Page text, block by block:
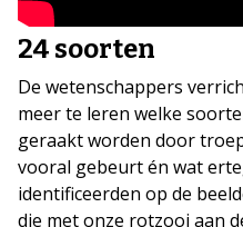
24 soorten
De wetenschappers
meer te leren welke
geraakt worden door
vooral gebeurt én wat
identificeerden op de
die met onze rotzooi aan